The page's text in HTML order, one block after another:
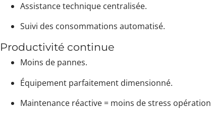
Assistance technique centralisée.
Suivi des consommations automatisé.
Productivité continue
Moins de pannes.
Équipement parfaitement dimensionné.
Maintenance réactive = moins de stress